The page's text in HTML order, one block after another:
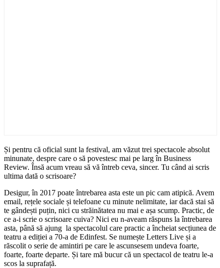
Și pentru că oficial sunt la festival, am văzut trei spectacole absolut
minunate, despre care o să povestesc mai pe larg în Business
Review. Însă acum vreau să vă întreb ceva, sincer. Tu când ai scris
ultima dată o scrisoare?
Desigur, în 2017 poate întrebarea asta este un pic cam atipică. Avem
email, rețele sociale și telefoane cu minute nelimitate, iar dacă stai să
te gândești puțin, nici cu străinătatea nu mai e așa scump. Practic, de
ce a-i scrie o scrisoare cuiva? Nici eu n-aveam răspuns la întrebarea
asta, până să ajung la spectacolul care practic a încheiat secțiunea de
teatru a ediției a 70-a de Edinfest. Se numește Letters Live și a
răscolit o serie de amintiri pe care le ascunsesem undeva foarte,
foarte, foarte departe. Și tare mă bucur că un spectacol de teatru le-a
scos la suprafață.